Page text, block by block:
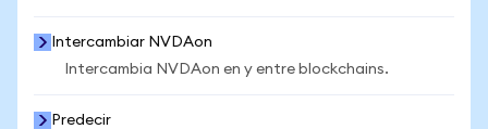
Intercambiar NVDAon
Intercambia NVDAon en y entre blockchains.
Predecir